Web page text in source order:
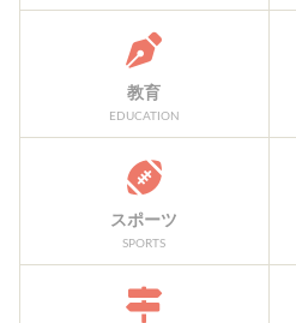
教育
EDUCATION
スポーツ
SPORTS